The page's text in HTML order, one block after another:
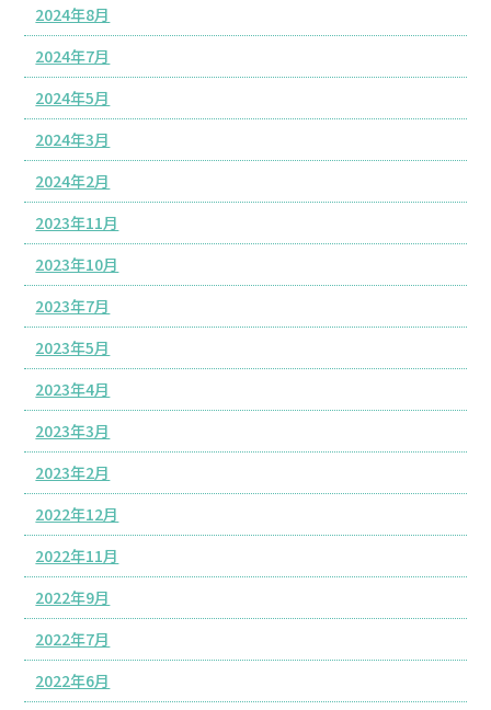
2024年8月
2024年7月
2024年5月
2024年3月
2024年2月
2023年11月
2023年10月
2023年7月
2023年5月
2023年4月
2023年3月
2023年2月
2022年12月
2022年11月
2022年9月
2022年7月
2022年6月